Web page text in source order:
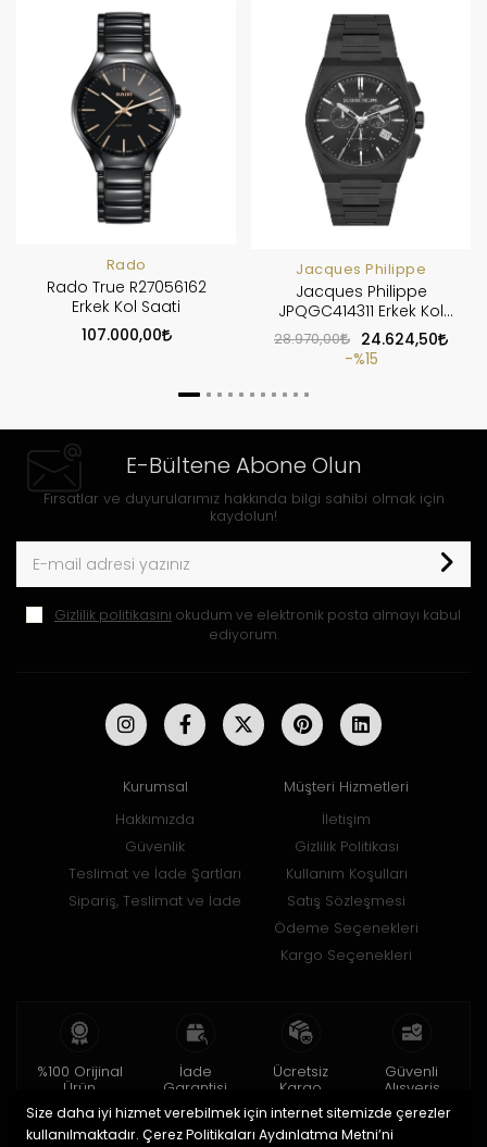
Rado
Rado True R27056162
Erkek Kol Saati
107.000,00
Jacques Philippe
Jacques Philippe
JPQGC414311 Erkek Kol
Saati
28.970,00
24.624,50
%15
E-Bültene Abone Olun
Fırsatlar ve duyurularımız hakkında bilgi sahibi olmak için
kaydolun!
Gizlilik politikasını okudum ve elektronik posta almayı kabul
ediyorum.
Kurumsal
Hakkımızda
Güvenlik
Teslimat ve İade Şartları
Sipariş, Teslimat ve İade
Müşteri Hizmetleri
İletişim
Gizlilik Politikası
Kullanım Koşulları
Satış Sözleşmesi
Ödeme Seçenekleri
Kargo Seçenekleri
%100 Orijinal
Ürün
2 yıl garanti
İade
Garantisi
15 gün içinde
iade
Ücretsiz
Kargo
150 TL ve üzeri
Güvenli
Alışveriş
256bit SSL ile
Size daha iyi hizmet verebilmek için internet sitemizde çerezler
kullanılmaktadır. Çerez Politikaları Aydınlatma Metni’ni